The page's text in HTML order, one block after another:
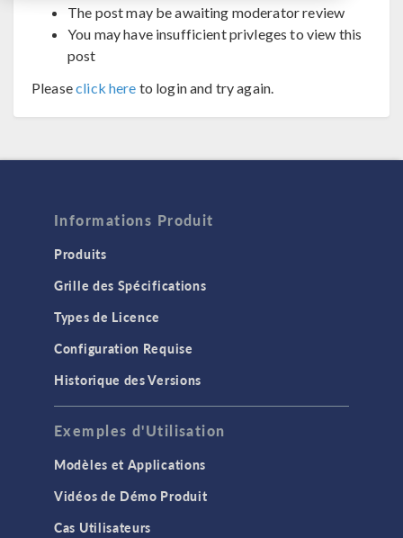
The post may be awaiting moderator review
You may have insufficient privleges to view this
post
Pleaseclick here to login and try again.
Informations Produit
Produits
Grille des Spécifications
Types de Licence
Configuration Requise
Historique des Versions
Exemples d'Utilisation
Modèles et Applications
Vidéos de Démo Produit
Cas Utilisateurs